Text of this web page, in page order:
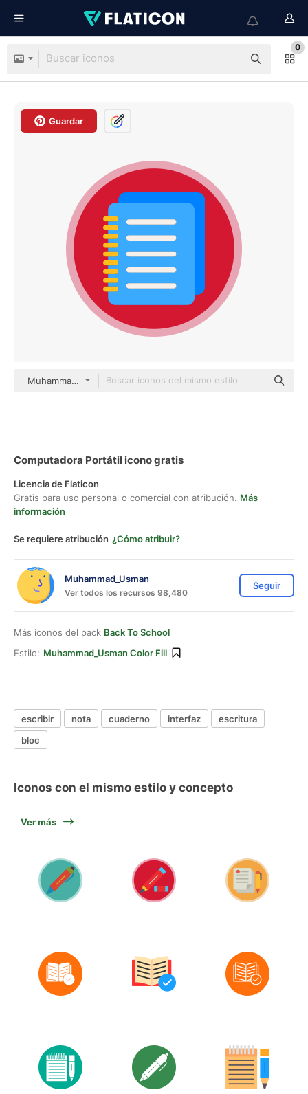
0
Guardar
Muhammad_Usman color fill
Computadora Portátil icono gratis
Licencia de Flaticon
Gratis para uso personal o comercial con atribución. Más
información
Se requiere atribución ¿Cómo atribuir?
Muhammad_Usman
Ver todos los recursos 98,480
Seguir
Más iconos del pack Back To School
Estilo: Muhammad_Usman Color Fill
escribir nota cuaderno interfaz
escritura
bloc
Iconos con el mismo estilo y concepto
Ver más